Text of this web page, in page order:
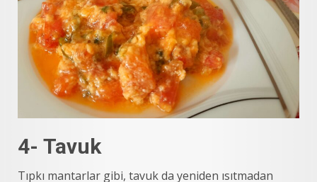
4- Tavuk
Tıpkı mantarlar gibi, tavuk da yeniden ısıtmadan